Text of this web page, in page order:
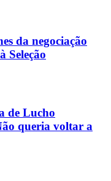
da negociação
Seleção
de Lucho
queria voltar a